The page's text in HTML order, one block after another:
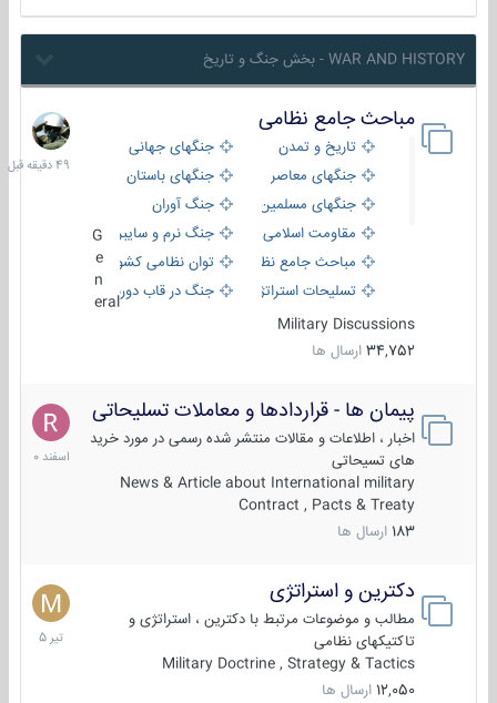
WAR AND HISTORY - بخش جنگ و تاریخ
مباحث جامع نظامی
تاریخ و تمدن
جنگهای جهانی
جنگهای معاصر
جنگهای باستان
جنگهای مسلمین
جنگ آوران
مقاومت اسلامی
جنگ نرم و سایبری
مباحث جامع نظامی
توان نظامی کشورها
تسلیحات استراتژیک
جنگ در قاب دوربین
eral
Military Discussions
34,752 ارسال ها
49
دقیقه
قبل
پیمان ها - قراردادها و معاملات تسلیحاتی
اخبار ، اطلاعات و مقالات منتشر شده رسمی در مورد خرید
های تسیحاتی
News & Article about International military
Contract , Pacts & Treaty
183 ارسال ها
7
اسفند
1400
دکترین و استراتژی
مطالب و موضوعات مرتبط با دکترین ، استراتژی و
تاکتیکهای نظامی
Military Doctrine , Strategy & Tactics
12,050 ارسال ها
27
تیر
1405